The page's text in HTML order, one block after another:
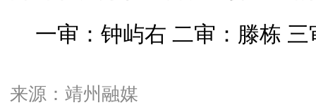
一审：钟屿右 二审：滕栋
来源：靖州融媒